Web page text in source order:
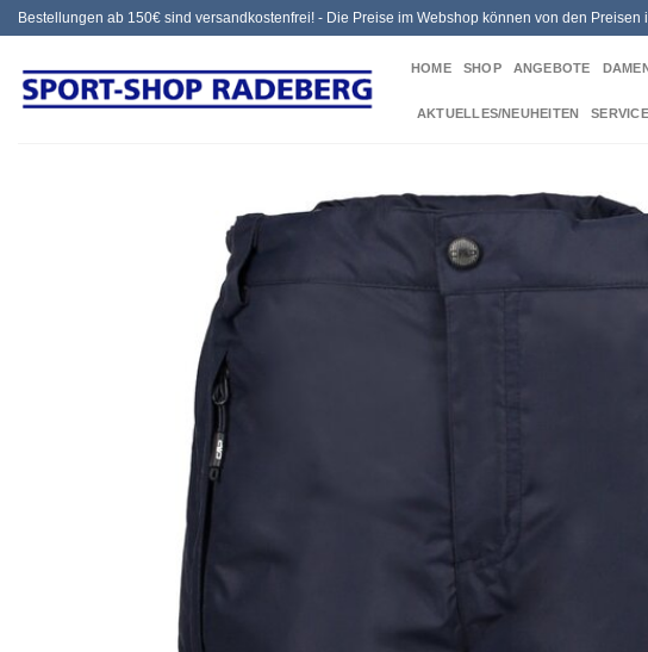
Zum
springen
Bestellungen ab 150€ sind versandkostenfrei! - Die Preise im Webshop können von den Preisen
HOME SHOP ANGEBOTE
AKTUELLES/NEUHEITEN SERVICE